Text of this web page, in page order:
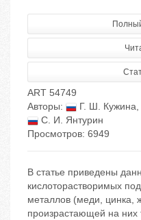
ART 54749
Авторы:
Г. Ш. Кужина,
С. И. Янтурин
Просмотров: 6949
В статье приведены
кислоторастворимых
металлов (меди, цинка,
произрастающей на них